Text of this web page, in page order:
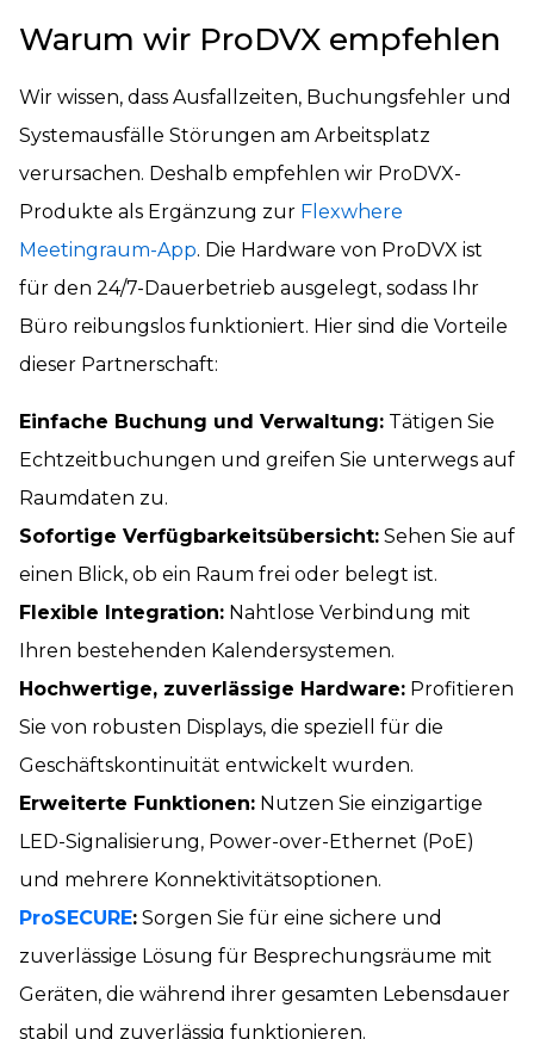
Warum wir ProDVX empfehlen
Wir wissen, dass Ausfallzeiten, Buchungsfehler und
Systemausfälle Störungen am Arbeitsplatz
verursachen. Deshalb empfehlen wir ProDVX-
Produkte als Ergänzung zur Flexwhere
Meetingraum-App. Die Hardware von ProDVX ist
für den 24/7-Dauerbetrieb ausgelegt, sodass Ihr
Büro reibungslos funktioniert. Hier sind die Vorteile
dieser Partnerschaft:
Einfache Buchung und Verwaltung: Tätigen Sie
Echtzeitbuchungen und greifen Sie unterwegs auf
Raumdaten zu.
Sofortige Verfügbarkeitsübersicht: Sehen Sie auf
einen Blick, ob ein Raum frei oder belegt ist.
Flexible Integration: Nahtlose Verbindung mit
Ihren bestehenden Kalendersystemen.
Hochwertige, zuverlässige Hardware: Profitieren
Sie von robusten Displays, die speziell für die
Geschäftskontinuität entwickelt wurden.
Erweiterte Funktionen: Nutzen Sie einzigartige
LED-Signalisierung, Power-over-Ethernet (PoE)
und mehrere Konnektivitätsoptionen.
ProSECURE: Sorgen Sie für eine sichere und
zuverlässige Lösung für Besprechungsräume mit
Geräten, die während ihrer gesamten Lebensdauer
stabil und zuverlässig funktionieren.